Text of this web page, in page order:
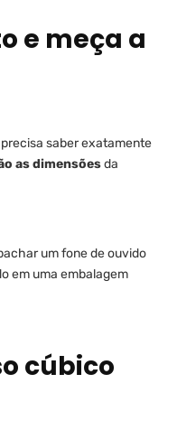
e meça a
saber exatamente
as dimensõesda
um fone de ouvido
em uma embalagem
cúbico